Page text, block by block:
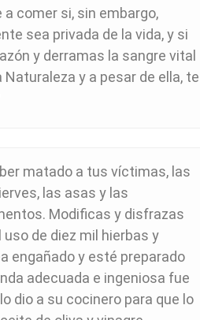
comer si, sin embargo,
sea privada de la vida, y si
y derramas la sangre vital
y a pesar de ella, te
matado a tus víctimas, las
las asas y las
Modificas y disfrazas
de diez mil hierbas y
engañado y esté preparado
adecuada e ingeniosa fue
dio a su cocinero para que lo